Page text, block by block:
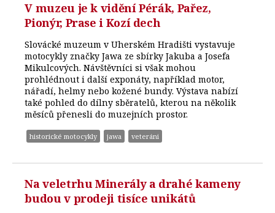
V muzeu je k vidění Pérák, Pařez,
Pionýr, Prase i Kozí dech
Slovácké muzeum v Uherském Hradišti vystavuje
motocykly značky Jawa ze sbírky Jakuba a Josefa
Mikulcových. Návštěvníci si však mohou
prohlédnout i další exponáty, například motor,
nářadí, helmy nebo kožené bundy. Výstava nabízí
také pohled do dílny sběratelů, kterou na několik
měsíců přenesli do muzejních prostor.
historické motocykly jawa veteráni
Na veletrhu Minerály a drahé kameny
budou v prodeji tisíce unikátů